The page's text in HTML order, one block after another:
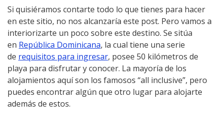
Si quisiéramos contarte todo lo que tienes para hacer
en este sitio, no nos alcanzaría este post. Pero vamos a
interiorizarte un poco sobre este destino. Se sitúa
en República Dominicana, la cual tiene una serie
de requisitos para ingresar, posee 50 kilómetros de
playa para disfrutar y conocer. La mayoría de los
alojamientos aquí son los famosos “all inclusive”, pero
puedes encontrar algún que otro lugar para alojarte
además de estos.